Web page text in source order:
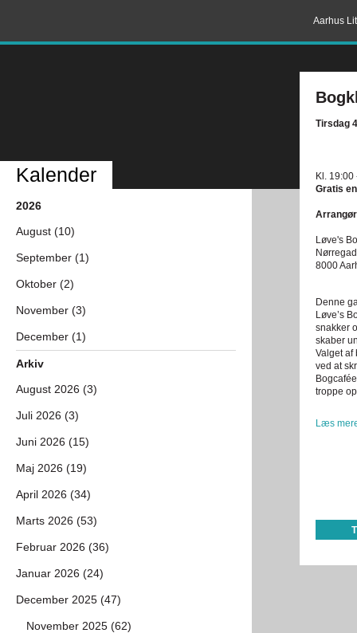
Aarhus
Tirsdag
Kl. 19:00
Gratis
Løve's
8000
Denne
Løve’s
snakker
skaber
Valget af
ved at
troppe
Læs
Kalender
2026
August (10)
September (1)
Oktober (2)
November (3)
December (1)
Arkiv
August 2026 (3)
Juli 2026 (3)
Juni 2026 (15)
Maj 2026 (19)
April 2026 (34)
Marts 2026 (53)
Februar 2026 (36)
Januar 2026 (24)
December 2025 (47)
November 2025 (62)